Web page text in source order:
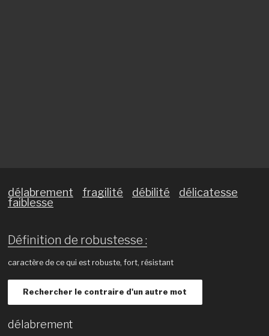
délabrement fragilité débilité
délicatesse
faiblesse
Définition de robustesse :
caractère de ce qui est robuste, fort, résistant
Rechercher le contraire d'un autre mot
délabrement